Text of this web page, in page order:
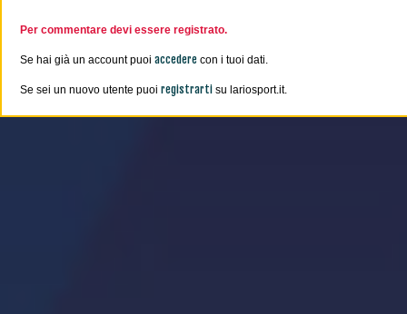
Per commentare devi essere registrato.
Se hai già un account puoi accedere con i tuoi dati.
Se sei un nuovo utente puoi registrarti su lariosport.it.